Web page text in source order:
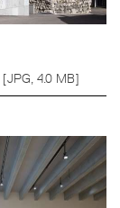
[JPG, 4.0 MB]